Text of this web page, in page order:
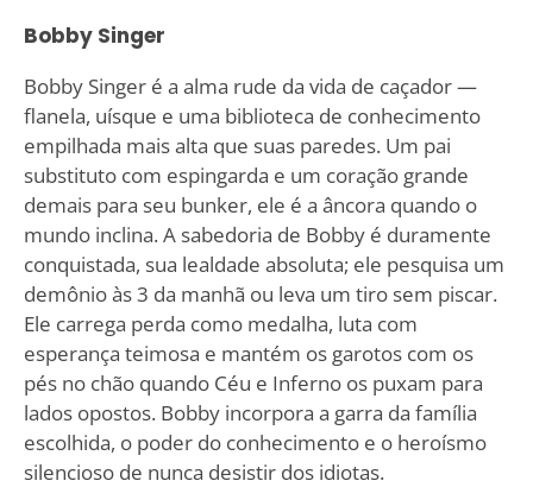
Bobby Singer
Bobby Singer é a alma rude da vida de caçador —
flanela, uísque e uma biblioteca de conhecimento
empilhada mais alta que suas paredes. Um pai
substituto com espingarda e um coração grande
demais para seu bunker, ele é a âncora quando o
mundo inclina. A sabedoria de Bobby é duramente
conquistada, sua lealdade absoluta; ele pesquisa um
demônio às 3 da manhã ou leva um tiro sem piscar.
Ele carrega perda como medalha, luta com
esperança teimosa e mantém os garotos com os
pés no chão quando Céu e Inferno os puxam para
lados opostos. Bobby incorpora a garra da família
escolhida, o poder do conhecimento e o heroísmo
silencioso de nunca desistir dos idiotas.